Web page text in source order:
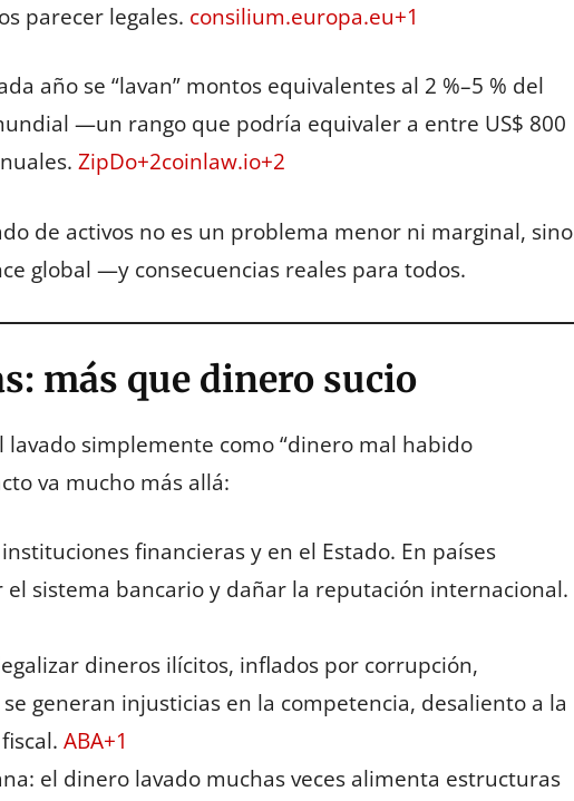
parecer legales. consilium.europa.eu+1
año se “lavan” montos equivalentes al 2 %–5 % del
—un rango que podría equivaler a entre US$ 800
ZipDo+2coinlaw.io+2
de activos no es un problema menor ni marginal, sino
global —y consecuencias reales para todos.
más que dinero sucio
simplemente como “dinero mal habido
va mucho más allá:
financieras y en el Estado. En países
sistema bancario y dañar la reputación internacional.
dineros ilícitos, inflados por corrupción,
generan injusticias en la competencia, desaliento a la
ABA+1
el dinero lavado muchas veces alimenta estructuras